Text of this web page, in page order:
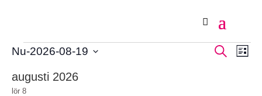
Evenemang Sök
Lista
Nu-2026-08-19
datum.
augusti 2026
lör 8